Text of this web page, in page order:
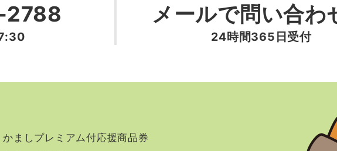
メールで問い合わ
24時間365日受付
かましプレミアム付応援商品券